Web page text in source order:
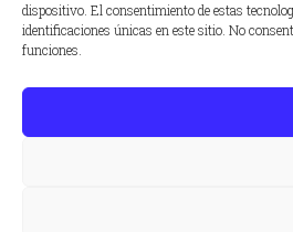
dispositivo. El consentimiento de estas
identificaciones únicas en este sitio. No
funciones.